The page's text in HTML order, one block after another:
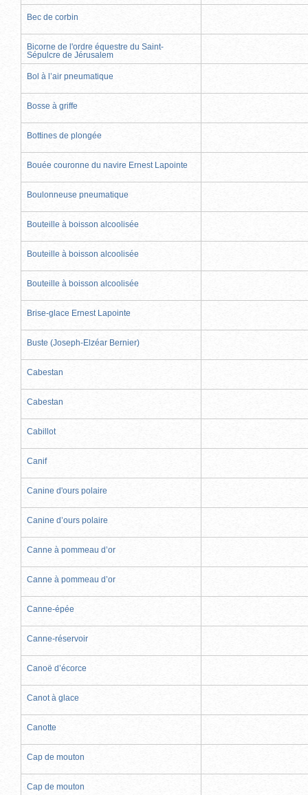
Bec de corbin
Bicorne de l'ordre équestre du Saint-
Sépulcre de Jérusalem
Bol à l’air pneumatique
Bosse à griffe
Bottines de plongée
Bouée couronne du navire Ernest Lapointe
Boulonneuse pneumatique
Bouteille à boisson alcoolisée
Bouteille à boisson alcoolisée
Bouteille à boisson alcoolisée
Brise-glace Ernest Lapointe
Buste (Joseph-Elzéar Bernier)
Cabestan
Cabestan
Cabillot
Canif
Canine d'ours polaire
Canine d’ours polaire
Canne à pommeau d’or
Canne à pommeau d’or
Canne-épée
Canne-réservoir
Canoë d’écorce
Canot à glace
Canotte
Cap de mouton
Cap de mouton